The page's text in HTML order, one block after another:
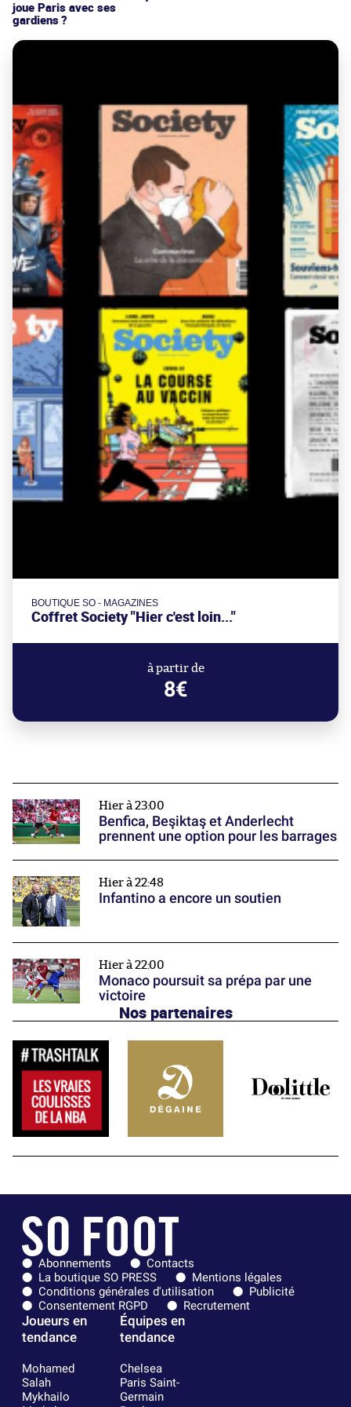
joue Paris avec ses
gardiens ?
BOUTIQUE SO - MAGAZINES
Coffret Society "Hier c'est loin..."
à partir de
8€
Hier à 23:00
Benfica, Beşiktaş et Anderlecht
prennent une option pour les barrages
Hier à 22:48
Infantino a encore un soutien
Hier à 22:00
Monaco poursuit sa prépa par une
victoire
Nos partenaires
Abonnements
Contacts
La boutique SO PRESS
Mentions légales
Conditions générales d'utilisation
Publicité
Consentement RGPD
Recrutement
Joueurs en
tendance
Mohamed
Salah
Mykhailo
Équipes en
tendance
Chelsea
Paris Saint-
Germain